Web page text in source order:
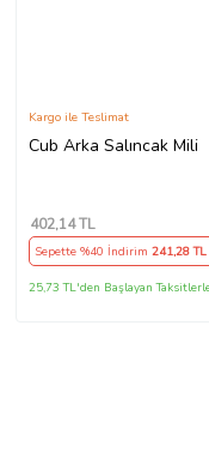
Cub Arka Salıncak Mili
Kargo ile Teslimat
402,14 TL
Sepette %40 İndirim 241,28 TL
25,73 TL'den Başlayan